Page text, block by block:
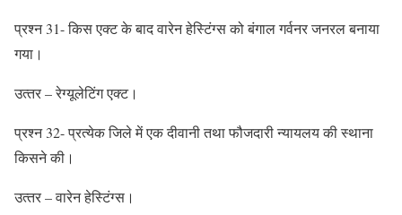
प्रश्‍न 31- किस एक्‍ट के बाद वारेन हेस्टिंग्‍स को बंगाल गर्वनर जनरल बनाया
गया।
उत्‍तर – रेग्‍यूलेटिंग एक्‍ट।
प्रश्‍न 32- प्रत्‍येक जिले में एक दीवानी तथा फौजदारी न्‍यायलय की स्‍थाना
किसने की।
उत्‍तर – वारेन हेस्टिंग्‍स।